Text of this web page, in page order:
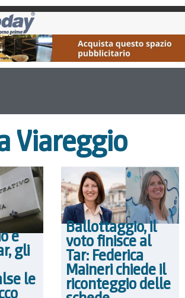
Viareggio
e
gli
le
Ballottaggio, il
voto finisce al
Tar: Federica
Maineri chiede il
riconteggio delle